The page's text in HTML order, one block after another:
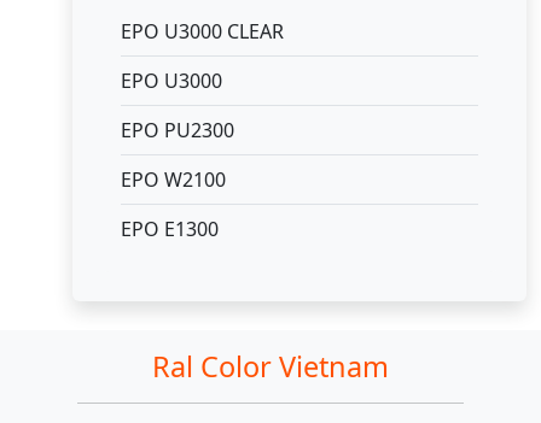
EPO U3000 CLEAR
EPO U3000
EPO PU2300
EPO W2100
EPO E1300
Ral Color Vietnam